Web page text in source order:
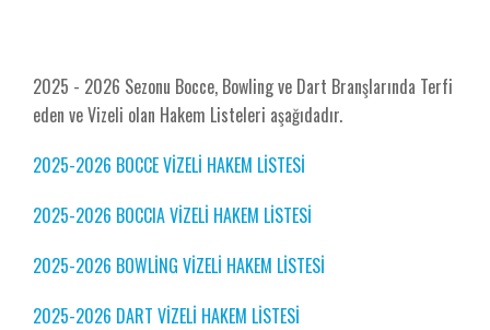
2025 - 2026 Sezonu Bocce, Bowling ve Dart Branşlarında Terfi
eden ve Vizeli olan Hakem Listeleri aşağıdadır.
2025-2026 BOCCE VİZELİ HAKEM LİSTESİ
2025-2026 BOCCIA VİZELİ HAKEM LİSTESİ
2025-2026 BOWLİNG VİZELİ HAKEM LİSTESİ
2025-2026 DART VİZELİ HAKEM LİSTESİ